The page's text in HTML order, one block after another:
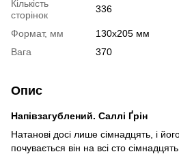
Кількість
сторінок
336
Формат, мм
130х205 мм
Вага
370
Опис
Напівзагублений. Саллі Ґрін
Натанові досі лише сімнадцять, і
почувається він на всі сто